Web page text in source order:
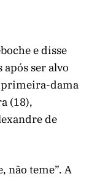
e disse
após ser alvo
primeira-dama
(18),
de
não teme”. A